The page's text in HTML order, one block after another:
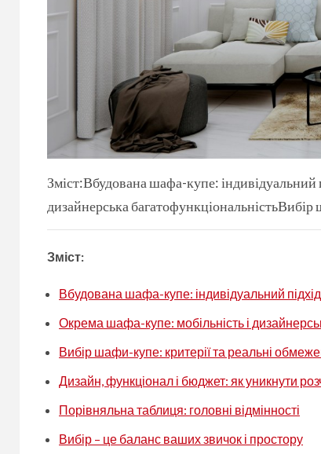
Зміст:Вбудована шафа-купе: індивідуальний
дизайнерська
Зміст:
Вбудована шафа-купе: індивідуальний
Окрема шафа-купе: мобільність і
Вибір шафи-купе: критерії та реальні
Дизайн, функціонал і бюджет: як уникнути
Порівняльна таблиця: головні відмінності
Вибір – це баланс ваших звичок і простору